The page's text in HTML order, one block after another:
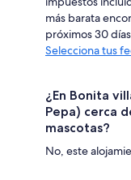
más barata
próximos 30
Selecciona tus
¿En Bonita
Pepa) cerca
mascotas?
No, este